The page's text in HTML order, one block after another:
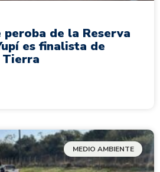
peroba de la Reserva
es finalista de
Tierra
MEDIO AMBIENTE